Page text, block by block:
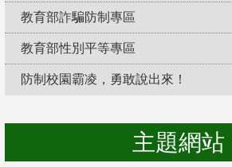
教育部詐騙防制專區
教育部性別平等專區
防制校園霸凌，勇敢說出來！
主題網站